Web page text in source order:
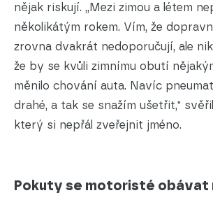
nějak riskují. „Mezi zimou a létem
několikátým rokem. Vím, že
zrovna dvakrát nedoporučují, ale
že by se kvůli zimnímu obutí
měnilo chování auta. Navíc
drahé, a tak se snažím ušetřit,"
který si nepřál zveřejnit jméno.
Pokuty se motoristé obávat